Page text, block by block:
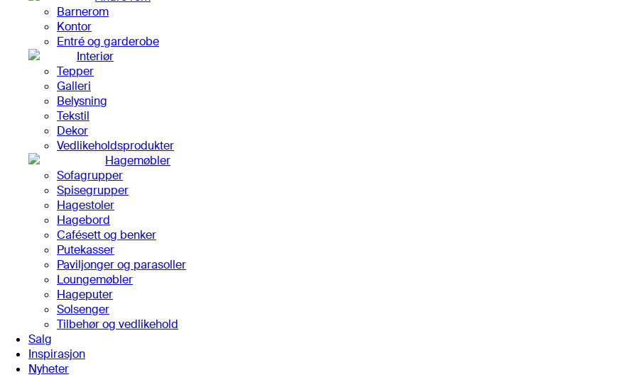
Barnerom
Kontor
Entré og garderobe
Interiør
Tepper
Galleri
Belysning
Tekstil
Dekor
Vedlikeholdsprodukter
Hagemøbler
Sofagrupper
Spisegrupper
Hagestoler
Hagebord
Cafésett og benker
Putekasser
Paviljonger og parasoller
Loungemøbler
Hageputer
Solsenger
Tilbehør og vedlikehold
Salg
Inspirasjon
Nyheter